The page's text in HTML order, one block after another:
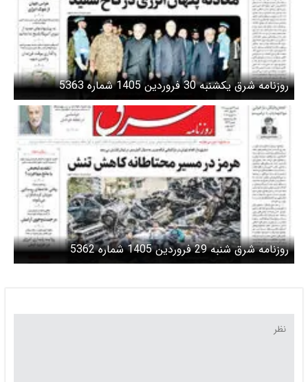
روزنامه شرق یکشنبه 30 فروردین 1405 شماره 5363
روزنامه شرق شنبه 29 فروردین 1405 شماره 5362